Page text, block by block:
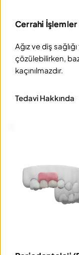
Cerrahi İşlemler
Ağız ve diş
çözülebilirken,
kaçınılmazdır.
Tedavi Hakkında